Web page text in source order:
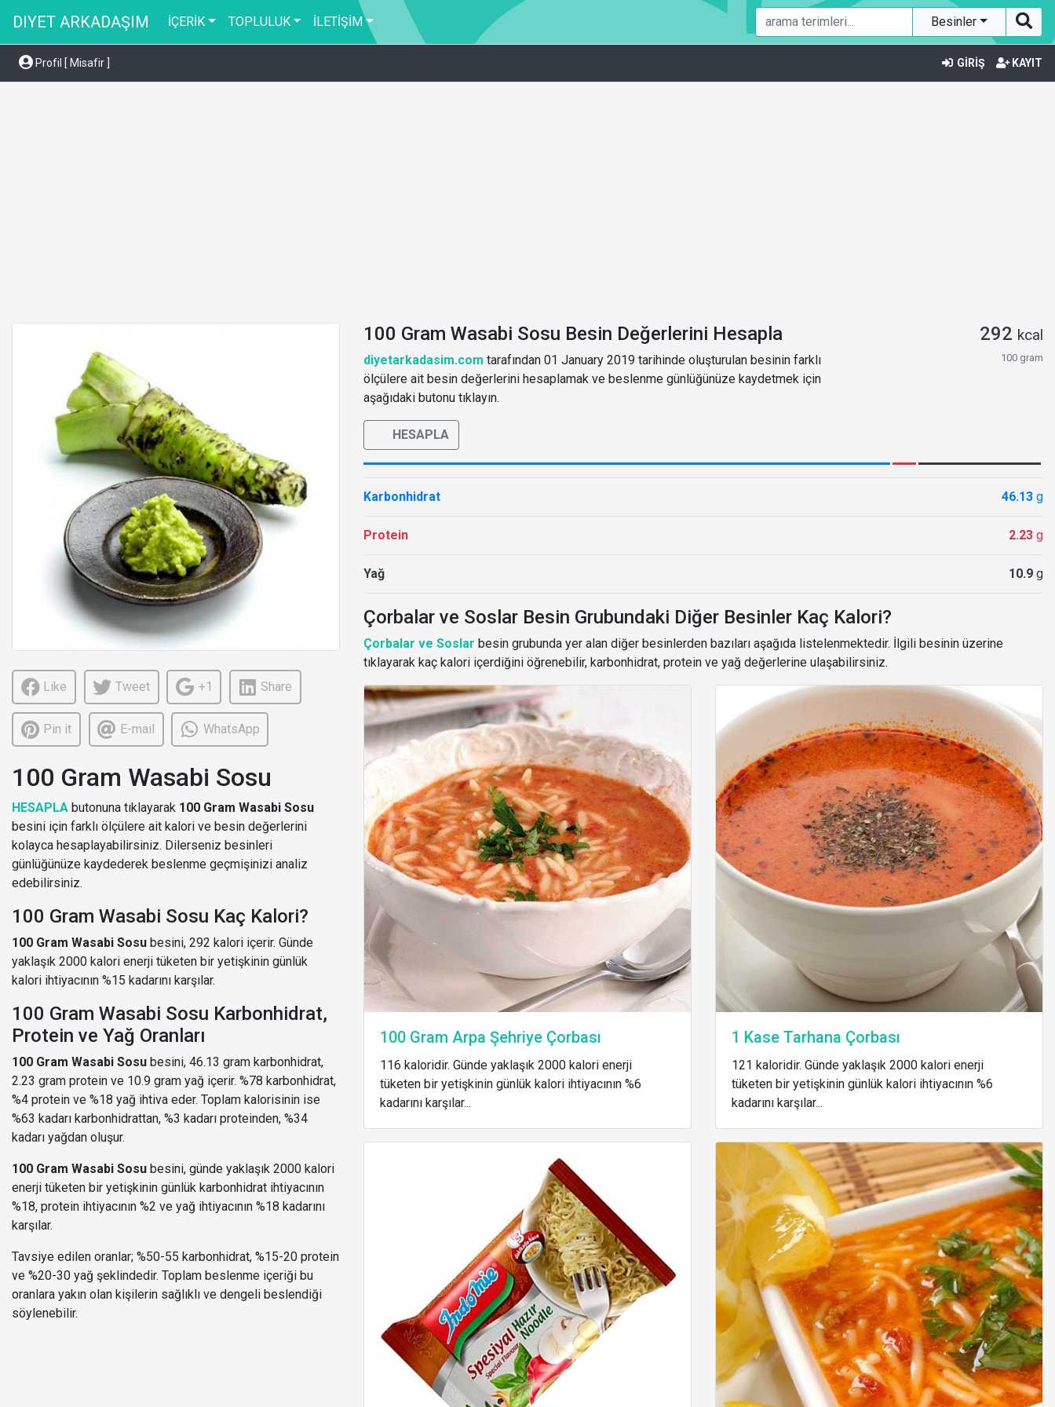
DIYET ARKADAŞIM İÇERİK TOPLULUK İLETİŞİM Besinler
Profil [ Misafir ] GİRİŞ KAYIT
Like Tweet +1 Share
Pin it E-mail WhatsApp
100 Gram Wasabi Sosu
HESAPLA butonuna tıklayarak 100 Gram Wasabi Sosu
besini için farklı ölçülere ait kalori ve besin değerlerini
kolayca hesaplayabilirsiniz. Dilerseniz besinleri
günlüğünüze kaydederek beslenme geçmişinizi analiz
edebilirsiniz.
100 Gram Wasabi Sosu Kaç Kalori?
100 Gram Wasabi Sosu besini, 292 kalori içerir. Günde
yaklaşık 2000 kalori enerji tüketen bir yetişkinin günlük
kalori ihtiyacının %15 kadarını karşılar.
100 Gram Wasabi Sosu Karbonhidrat,
Protein ve Yağ Oranları
100 Gram Wasabi Sosu besini, 46.13 gram karbonhidrat,
2.23 gram protein ve 10.9 gram yağ içerir. %78 karbonhidrat,
%4 protein ve %18 yağ ihtiva eder. Toplam kalorisinin ise
%63 kadarı karbonhidrattan, %3 kadarı proteinden, %34
kadarı yağdan oluşur.
100 Gram Wasabi Sosu besini, günde yaklaşık 2000 kalori
enerji tüketen bir yetişkinin günlük karbonhidrat ihtiyacının
%18, protein ihtiyacının %2 ve yağ ihtiyacının %18 kadarını
karşılar.
Tavsiye edilen oranlar; %50-55 karbonhidrat, %15-20 protein
ve %20-30 yağ şeklindedir. Toplam beslenme içeriği bu
oranlara yakın olan kişilerin sağlıklı ve dengeli beslendiği
söylenebilir.
100 Gram Wasabi Sosu Besin Değerlerini Hesapla
diyetarkadasim.com tarafından 01 January 2019 tarihinde oluşturulan besinin farklı
ölçülere ait besin değerlerini hesaplamak ve beslenme günlüğünüze kaydetmek için
aşağıdaki butonu tıklayın.
HESAPLA
292 kcal
100 gram
Karbonhidrat 46.13 g
Protein 2.23 g
Yağ 10.9 g
Çorbalar ve Soslar Besin Grubundaki Diğer Besinler Kaç Kalori?
Çorbalar ve Soslar besin grubunda yer alan diğer besinlerden bazıları aşağıda listelenmektedir. İlgili besinin üzerine
tıklayarak kaç kalori içerdiğini öğrenebilir, karbonhidrat, protein ve yağ değerlerine ulaşabilirsiniz.
100 Gram Arpa Şehriye Çorbası
116 kaloridir. Günde yaklaşık 2000 kalori enerji
tüketen bir yetişkinin günlük kalori ihtiyacının %6
kadarını karşılar...
1 Kase Tarhana Çorbası
121 kaloridir. Günde yaklaşık 2000 kalori enerji
tüketen bir yetişkinin günlük kalori ihtiyacının %6
kadarını karşılar...